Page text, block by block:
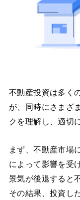
不動産投資は多く
が、同時にさまざ
クを理解し、適切
まず、不動産市場
によって影響を受
景気が後退すると
その結果、投資し